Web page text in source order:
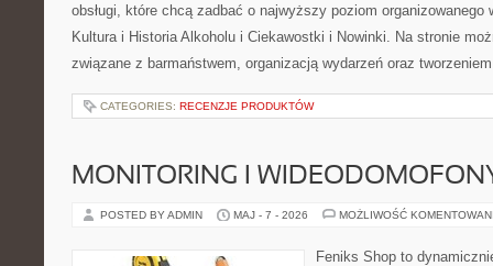
obsługi, które chcą zadbać o najwyższy poziom organizowanego
Kultura i Historia Alkoholu i Ciekawostki i Nowinki. Na stronie
związane z barmaństwem, organizacją wydarzeń oraz
CATEGORIES: RECENZJE PRODUKTÓW
MONITORING I
POSTED BY ADMIN MAJ - 7 - 2026 MOŻLIWOŚĆ
Feniks Shop to